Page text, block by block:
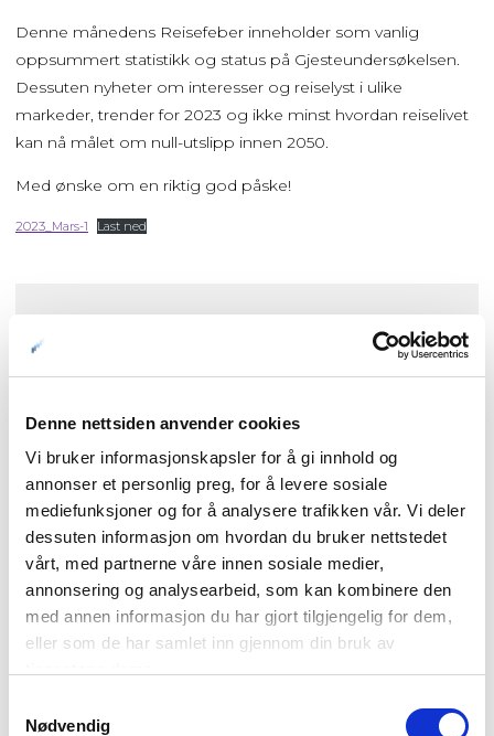
Denne nettsiden anvender cookies
Vi bruker informasjonskapsler for å gi innhold og
annonser et personlig preg, for å levere sosiale
mediefunksjoner og for å analysere trafikken vår. Vi deler
dessuten informasjon om hvordan du bruker nettstedet
vårt, med partnerne våre innen sosiale medier,
annonsering og analysearbeid, som kan kombinere den
med annen informasjon du har gjort tilgjengelig for dem,
eller som de har samlet inn gjennom din bruk av
Nødvendig
Denne månedens Reisefeber inneholder som vanlig
oppsummert statistikk og status på Gjesteundersøkelsen.
Dessuten nyheter om interesser og reiselyst i ulike
markeder, trender for 2023 og ikke minst hvordan reiselivet
kan nå målet om null-utslipp innen 2050.
Med ønske om en riktig god påske!
2023_Mars-1 Last ned
Kunnskapsbasen
Markedsinnsikt
NordNorsk Reiseliv AS
post@nordnorge.com